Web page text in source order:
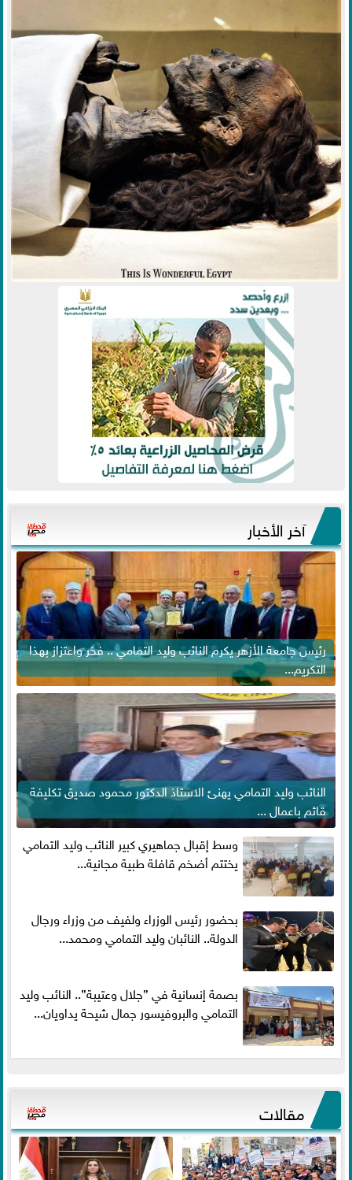
آخر الأخبار
رئيس جامعة الأزهر يكرم النائب وليد التمامي .. فخر واعتزاز بهذا
التكريم...
النائب وليد التمامي يهنئ الاستاذ الدكتور محمود صديق تكليفة
قائم باعمال ...
وسط إقبال جماهيري كبير النائب وليد التمامي
يختتم أضخم قافلة طبية مجانية...
بحضور رئيس الوزراء ولفيف من وزراء ورجال
الدولة.. النائبان وليد التمامي ومحمد...
بصمة إنسانية في ”جلال وعتيبة”.. النائب وليد
التمامي والبروفيسور جمال شيحة يداويان...
مقالات